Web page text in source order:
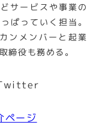
サービスや事業の
ぱっていく担当。
ンメンバーと起業
締役も務める。
ページ